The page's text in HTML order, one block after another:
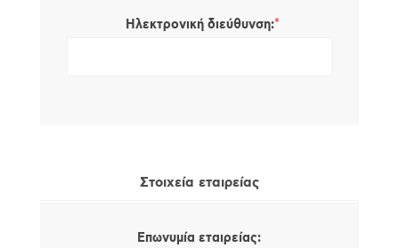
Ηλεκτρονική διεύθυνση:*
Στοιχεία εταιρείας
Επωνυμία εταιρείας: